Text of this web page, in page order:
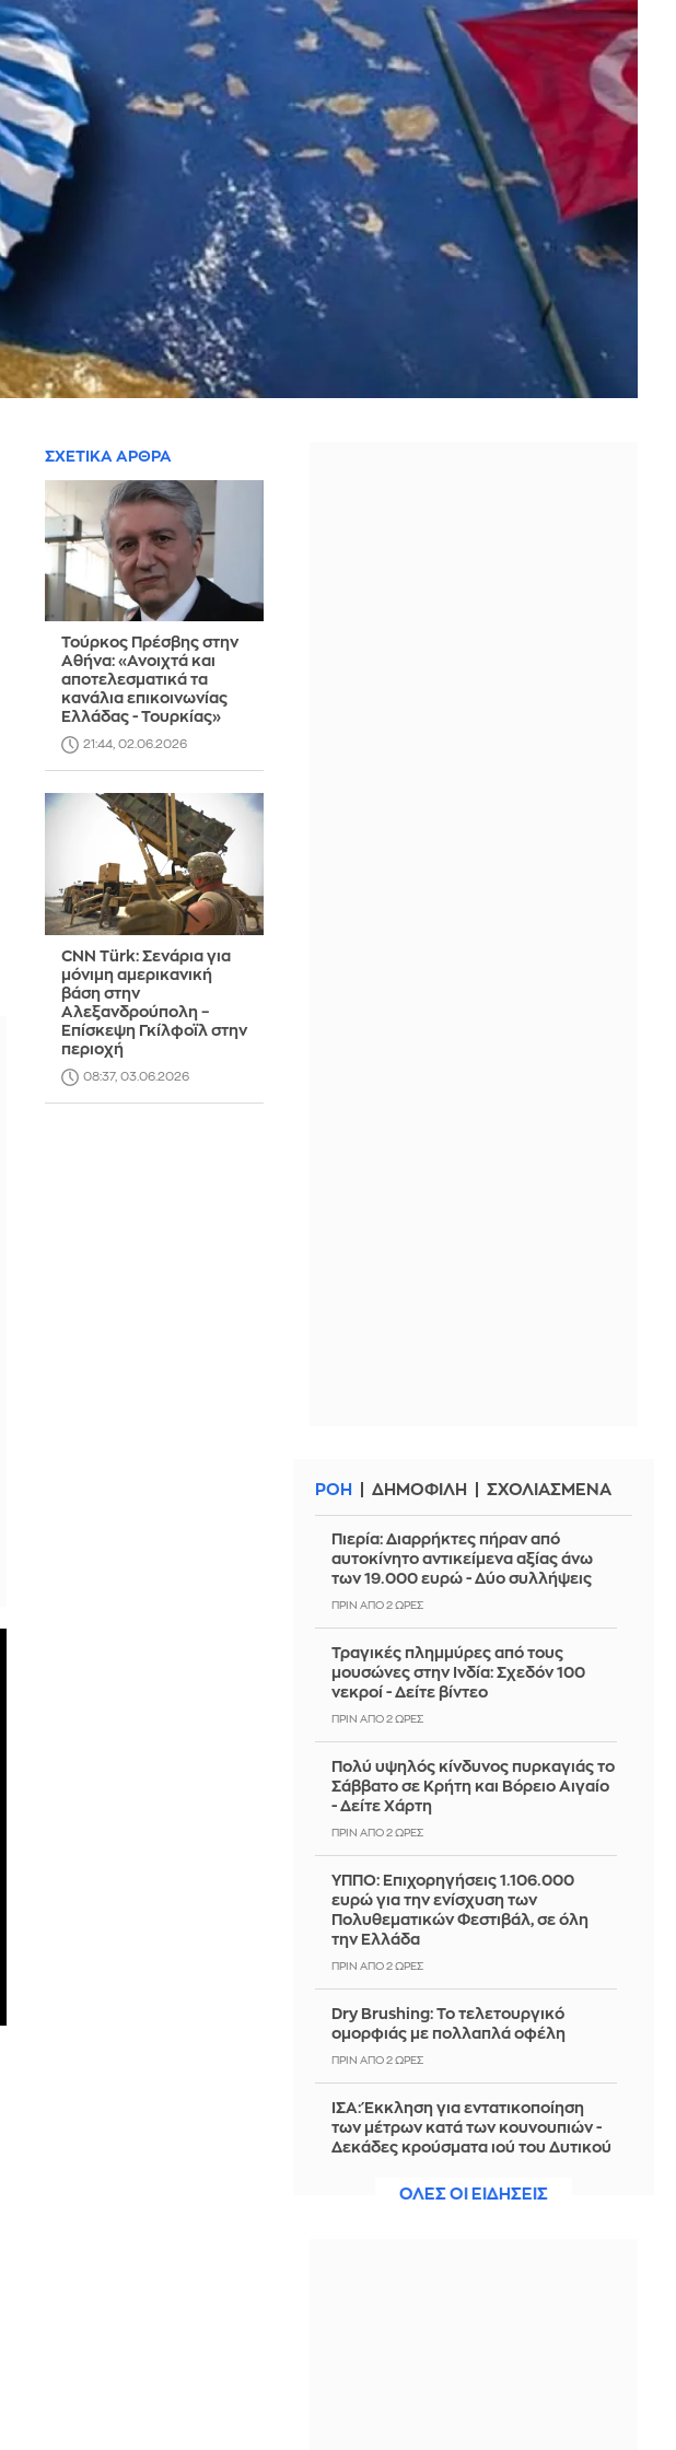
ΣΧΕΤΙΚΑ ΑΡΘΡΑ
Τούρκος Πρέσβης στην
Αθήνα: «Ανοιχτά και
αποτελεσματικά τα
κανάλια επικοινωνίας
Ελλάδας - Τουρκίας»
21:44, 02.06.2026
CNN Türk: Σενάρια για
μόνιμη αμερικανική
βάση στην
Αλεξανδρούπολη –
Επίσκεψη Γκίλφοϊλ στην
περιοχή
08:37, 03.06.2026
ΡΟΗ ΔΗΜΟΦΙΛΗ ΣΧΟΛΙΑΣΜΕΝΑ
Πιερία: Διαρρήκτες πήραν από
αυτοκίνητο αντικείμενα αξίας άνω
των 19.000 ευρώ - Δύο συλλήψεις
ΠΡΙΝ ΑΠΌ 2 ΏΡΕΣ
Τραγικές πλημμύρες από τους
μουσώνες στην Ινδία: Σχεδόν 100
νεκροί - Δείτε βίντεο
ΠΡΙΝ ΑΠΌ 2 ΏΡΕΣ
Πολύ υψηλός κίνδυνος πυρκαγιάς το
Σάββατο σε Κρήτη και Βόρειο Αιγαίο
- Δείτε Χάρτη
ΠΡΙΝ ΑΠΌ 2 ΏΡΕΣ
ΥΠΠΟ: Επιχορηγήσεις 1.106.000
ευρώ για την ενίσχυση των
Πολυθεματικών Φεστιβάλ, σε όλη
την Ελλάδα
ΠΡΙΝ ΑΠΌ 2 ΏΡΕΣ
Dry Brushing: Το τελετουργικό
ομορφιάς με πολλαπλά οφέλη
ΠΡΙΝ ΑΠΌ 2 ΏΡΕΣ
ΙΣΑ: Έκκληση για εντατικοποίηση
των μέτρων κατά των κουνουπιών -
Δεκάδες κρούσματα ιού του Δυτικού
ΠΡΙΝ ΑΠΌ 2 ΏΡΕΣΟΛΕΣ ΟΙ ΕΙΔΗΣΕΙΣ